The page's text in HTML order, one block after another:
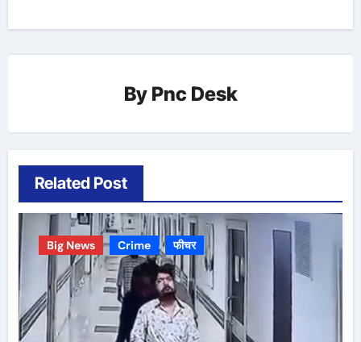
By Pnc Desk
Related Post
Big News Crime फीचर